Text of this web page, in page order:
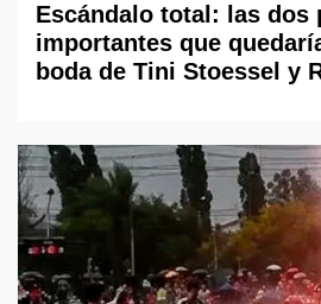
Escándalo total: las dos
importantes que
boda de Tini Stoessel y